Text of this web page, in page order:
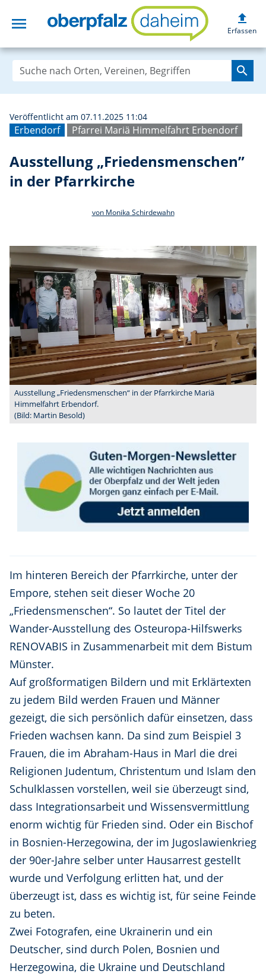
menu Ausstellung
upload
Erfassen
search
Erbendorf Pfarrei Mariä Himmelfahrt Erbendorf
Veröffentlicht am 07.11.2025 11:04
Ausstellung „Friedensmenschen”
in der Pfarrkirche
von Monika Schirdewahn
Ausstellung „Friedensmenschen“ in der Pfarrkirche Mariä
Himmelfahrt Erbendorf.
(Bild: Martin Besold)
Im hinteren Bereich der Pfarrkirche, unter der
Empore, stehen seit dieser Woche 20
„Friedensmenschen“. So lautet der Titel der
Wander-Ausstellung des Osteuropa-Hilfswerks
RENOVABIS in Zusammenarbeit mit dem Bistum
Münster.
Auf großformatigen Bildern und mit Erklärtexten
zu jedem Bild werden Frauen und Männer
gezeigt, die sich persönlich dafür einsetzen, dass
Frieden wachsen kann. Da sind zum Beispiel 3
Frauen, die im Abraham-Haus in Marl die drei
Religionen Judentum, Christentum und Islam den
Schulklassen vorstellen, weil sie überzeugt sind,
dass Integrationsarbeit und Wissensvermittlung
enorm wichtig für Frieden sind. Oder ein Bischof
in Bosnien-Herzegowina, der im Jugoslawienkrieg
der 90er-Jahre selber unter Hausarrest gestellt
wurde und Verfolgung erlitten hat, und der
überzeugt ist, dass es wichtig ist, für seine Feinde
zu beten.
Zwei Fotografen, eine Ukrainerin und ein
Deutscher, sind durch Polen, Bosnien und
Herzegowina, die Ukraine und Deutschland